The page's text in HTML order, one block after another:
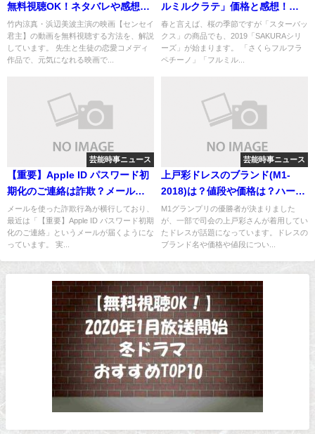
無料視聴OK！ネタバレや感想も
紹介！
竹内涼真・浜辺美波主演の映画【センセイ
君主】の動画を無料視聴する方法を、解説
しています。 先生と生徒の恋愛コメディ
作品で、元気になれる映画で...
ルミルクラテ」価格と感想！い
つから発売？
春と言えば、桜の季節ですが「スターバッ
クス」の商品でも、2019「SAKURAシリ
ーズ」が始まります。 「さくらフルフラ
ペチーノ」「フルミル...
芸能時事ニュース
【重要】Apple ID パスワード初
期化のご連絡は詐欺？メール内
容を分析！
メールを使った詐欺行為が横行しており、
最近は「【重要】Apple ID パスワード初期
化のご連絡」というメールが届くようにな
っています。 実...
芸能時事ニュース
上戸彩ドレスのブランド(M1-
2018)は？値段や価格は？ハート
柄ワンピース！
M1グランプリの優勝者が決まりました
が、一部で司会の上戸彩さんが着用してい
たドレスが話題になっています。ドレスの
ブランド名や価格や値段につい...